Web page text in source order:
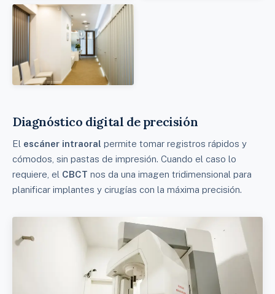
Diagnóstico digital de precisión
El escáner intraoral permite tomar registros rápidos y
cómodos, sin pastas de impresión. Cuando el caso lo
requiere, el CBCT nos da una imagen tridimensional para
planificar implantes y cirugías con la máxima precisión.